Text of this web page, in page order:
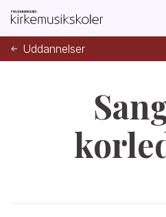
Uddannelser